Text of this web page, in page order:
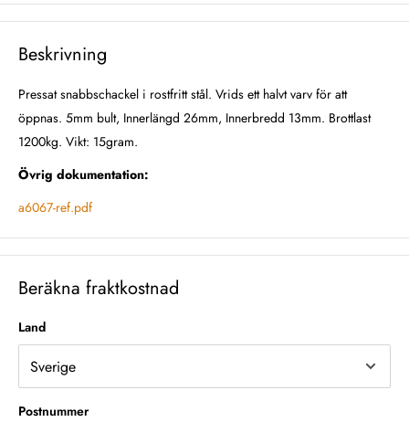
Beskrivning
Pressat snabbschackel i rostfritt stål. Vrids ett halvt varv för att
öppnas. 5mm bult, Innerlängd 26mm, Innerbredd 13mm. Brottlast
1200kg. Vikt: 15gram.
Övrig dokumentation:
a6067-ref.pdf
Beräkna fraktkostnad
Land
Postnummer